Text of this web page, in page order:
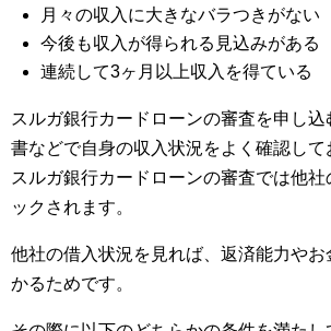
月々の収入に大きなバラつきがない
今後も収入が得られる見込みがある
連続して3ヶ月以上収入を得ている
スルガ銀行カードローンの審査を申し
書などで自身の収入状況をよく確認して
スルガ銀行カードローンの審査では他社
ックされます。
他社の借入状況を見れば、返済能力やお
かるためです。